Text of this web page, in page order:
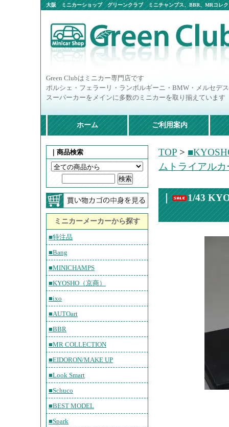
大阪 ミニカーショップ グリーンクラブ ミニチャンプス、BBR、MRコレ
Green Clubはミニカー専門店です
ポルシェ・フェラーリ・ランボルギーニ・BMW・メルセデ
スーパーカーをメインに多数のミニカーを取り揃えています
ホーム ご利用案内
｜商品検索
ミニカーメーカーから探す
■特注品
■Bang
■MINICHAMPS
■KYOSHO（京商）
■ixo
■AUTOart
■BBR
■MR COLLECTION
■EIDORON/MAKE UP
■Look Smart
■Schuco
■BEST MODEL
■Spark
TOP >
ムトライアル
｜ 1/43